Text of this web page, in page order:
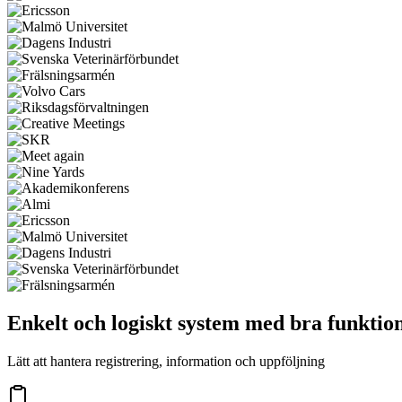
Enkelt och logiskt system med bra
Lätt att hantera registrering, information och uppföljning